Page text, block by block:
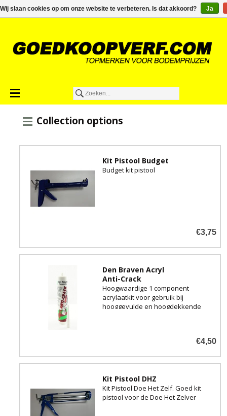
€0,00
Collection options
Kit Pistool Budget
Budget kit pistool
€3,75
Den Braven Acryl
Anti-Crack
Hoogwaardige 1 component
acrylaatkit voor gebruik bij
hooggevulde en hoogdekkende
€4,50
Kit Pistool DHZ
Kit Pistool Doe Het Zelf. Goed kit
pistool voor de Doe Het Zelver
Wij slaan cookies op om onze website te verbeteren. Is dat akkoord? Ja